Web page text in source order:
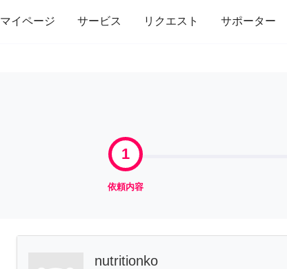
マイページ サービス リクエスト サポーター
修理・組立 家事 引っ越し インテリア 趣
1
依頼内容
nutritionko